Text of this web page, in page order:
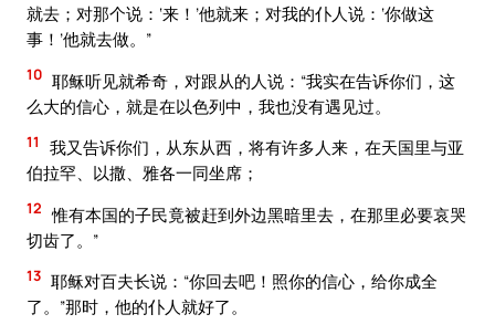
就去；对那个说：‘来！’他就来；对我的仆人说：‘你做这
事！’他就去做。”
10 耶稣听见就希奇，对跟从的人说：“我实在告诉你们，这
么大的信心，就是在以色列中，我也没有遇见过。
11
我又告诉你们，从东从西，将有许多人来，在天国里与亚
伯拉罕、以撒、雅各一同坐席；
12 惟有本国的子民竟被赶到外边黑暗里去，在那里必要哀哭
切齿了。”
13 耶稣对百夫长说：“你回去吧！照你的信心，给你成全
了。”那时，他的仆人就好了。